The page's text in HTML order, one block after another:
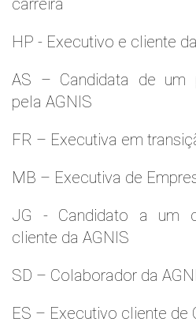
carreira
HP - Executivo e cliente
AS – Candidata de um
pela AGNIS
FR – Executiva em
MB – Executiva de
JG - Candidato a um
cliente da AGNIS
SD – Colaborador da
ES – Executivo cliente de